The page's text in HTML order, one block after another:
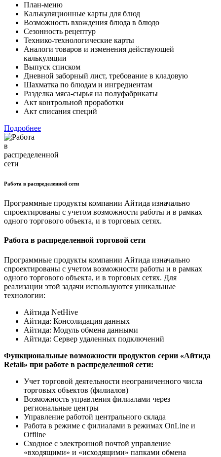
План-меню
Калькуляционные карты для блюд
Возможность вхождения блюда в блюдо
Сезонность рецептур
Технико-технологические карты
Аналоги товаров и изменения действующей
калькуляции
Выпуск списком
Дневной заборный лист, требование в кладовую
Шахматка по блюдам и ингредиентам
Разделка мяса-сырья на полуфабрикаты
Акт контрольной проработки
Акт списания специй
Подробнее
Работа в распределенной сети
Программные продукты компании Айтида изначально
спроектированы с учетом возможности работы и в рамках
одного торгового объекта, и в торговых сетях.
Работа в распределенной торговой сети
Программные продукты компании Айтида изначально
спроектированы с учетом возможности работы и в рамках
одного торгового объекта, и в торговых сетях. Для
реализации этой задачи используются уникальные
технологии:
Айтида NetHive
Айтида: Консолидация данных
Айтида: Модуль обмена данными
Айтида: Сервер удаленных подключений
Функциональные возможности продуктов серии «Айтида
Retail» при работе в распределенной сети:
Учет торговой деятельности неограниченного числа
торговых объектов (филиалов)
Возможность управления филиалами через
региональные центры
Управление работой центрального склада
Работа в режиме с филиалами в режимах OnLine и
Offline
Сходное с электронной почтой управление
«входящими» и «исходящими» папками обмена